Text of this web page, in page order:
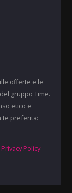
offerte e le
gruppo Time.
etico e
te preferita:
Privacy Policy